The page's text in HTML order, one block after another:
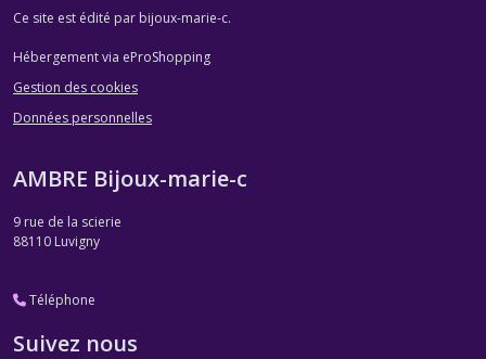
Ce site est édité par bijoux-marie-c.
Hébergement via eProShopping
Gestion des cookies
Données personnelles
AMBRE Bijoux-marie-c
9 rue de la scierie
88110 Luvigny
Téléphone
Suivez nous